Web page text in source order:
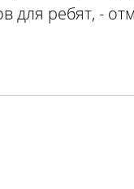
для ребят, -